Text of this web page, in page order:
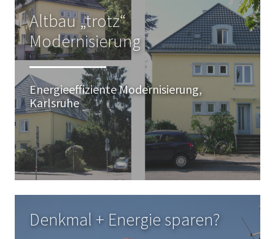
Altbau „trotz“
Modernisierung
Energieeffiziente Modernisierung,
Karlsruhe
Denkmal + Energie sparen?